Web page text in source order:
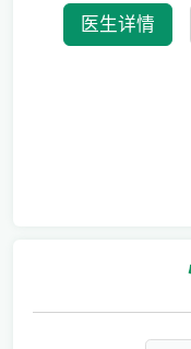
爱有光，愈未来！深圳
医生详情